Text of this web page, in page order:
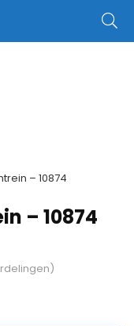
– 10874
– 10874